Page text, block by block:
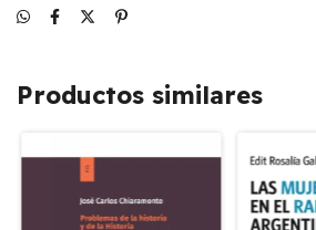
Productos similares